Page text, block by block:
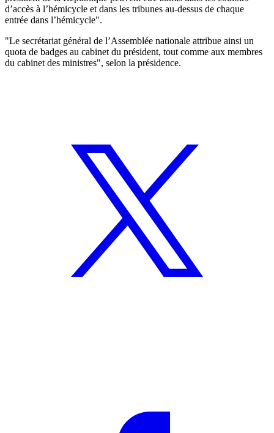
d’accès à l’hémicycle et dans les tribunes au-dessus de chaque
entrée dans l’hémicycle".
"Le secrétariat général de l’Assemblée nationale attribue ainsi un
quota de badges au cabinet du président, tout comme aux membres
du cabinet des ministres", selon la présidence.